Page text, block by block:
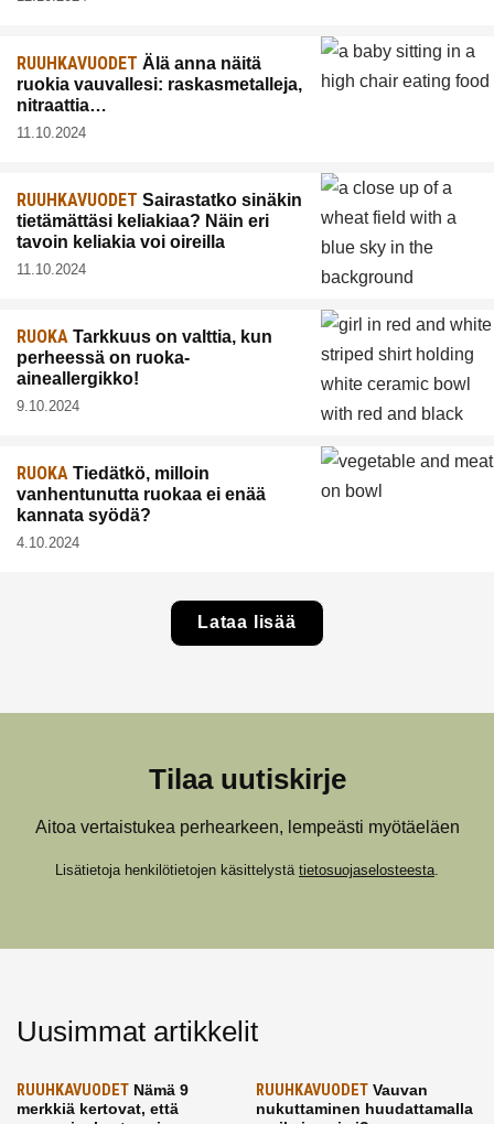
RUUHKAVUODET Älä anna näitä
ruokia vauvallesi: raskasmetalleja,
nitraattia…
11.10.2024
RUUHKAVUODET Sairastatko sinäkin
tietämättäsi keliakiaa? Näin eri
tavoin keliakia voi oireilla
11.10.2024
RUOKA Tarkkuus on valttia, kun
perheessä on ruoka-
aineallergikko!
9.10.2024
RUOKA Tiedätkö, milloin
vanhentunutta ruokaa ei enää
kannata syödä?
4.10.2024
Lataa lisää
Tilaa uutiskirje
Aitoa vertaistukea perhearkeen, lempeästi myötäeläen
Lisätietoja henkilötietojen käsittelystä tietosuojaselosteesta.
Uusimmat artikkelit
RUUHKAVUODET Nämä 9
merkkiä kertovat, että
RUUHKAVUODETVauvan
nukuttaminen huudattamalla